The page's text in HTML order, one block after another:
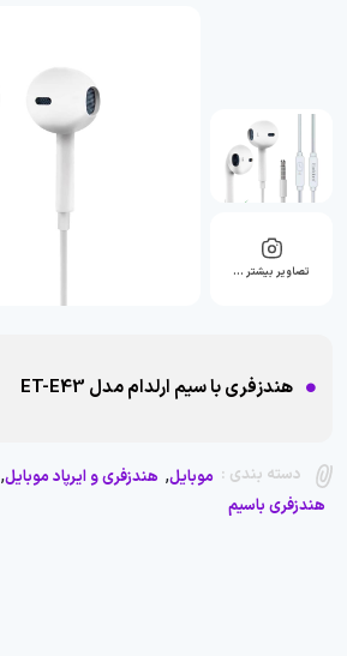
تصاویر بیشتر …
هندزفری با سیم ارلدام مدل ET-E43
دسته بندی : موبایل, هندزفری و ایرپاد موبایل,
هندزفری باسیم